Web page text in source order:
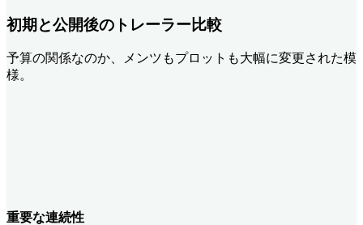
初期と公開後のトレーラー比較
予算の関係なのか、メンツもプロットも大幅に変更された模
様。
重要な連続性